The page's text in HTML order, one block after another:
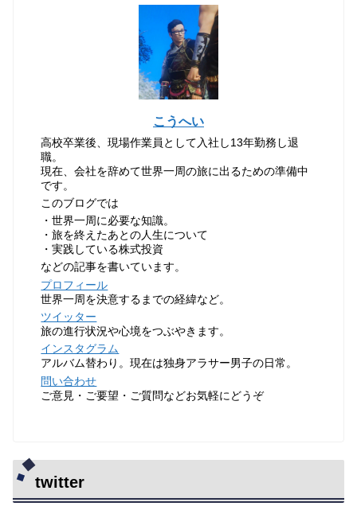
こうへい
高校卒業後、現場作業員として入社し13年勤務し退
職。
現在、会社を辞めて世界一周の旅に出るための準備中
です。
このブログでは
・世界一周に必要な知識。
・旅を終えたあとの人生について
・実践している株式投資
などの記事を書いています。
プロフィール
世界一周を決意するまでの経緯など。
ツイッター
旅の進行状況や心境をつぶやきます。
インスタグラム
アルバム替わり。現在は独身アラサー男子の日常。
問い合わせ
ご意見・ご要望・ご質問などお気軽にどうぞ
twitter